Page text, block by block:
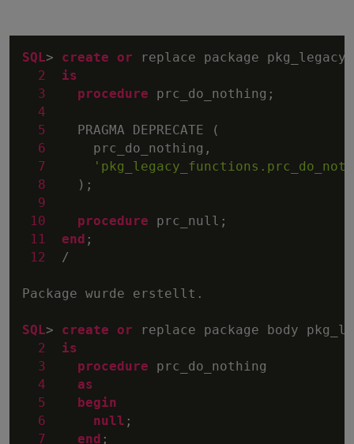
SQL> create or replace package
2
is
3
procedure prc_do_nothing;
4
5
    PRAGMA DEPRECATE (
6
      prc_do_nothing,
7
8
    );
9
10
procedure prc_null;
11
end ;
12
/
Package wurde erstellt.
SQL> create or replace package body
2
is
3
procedure prc_do_nothing
4
as
5
begin
6
null ;
7
end ;